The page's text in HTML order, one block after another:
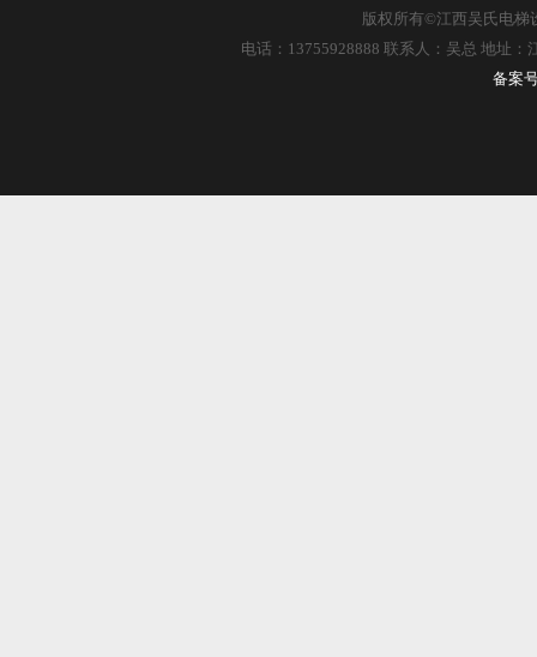
版权所有©江西吴氏电
电话：13755928888 联系人：吴总 地址
备案